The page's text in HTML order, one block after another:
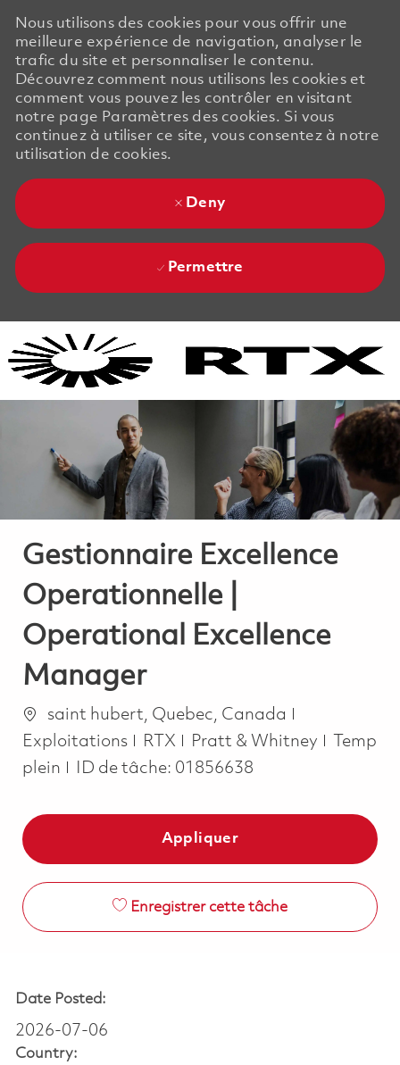
Nous utilisons des cookies pour vous offrir une
meilleure expérience de navigation, analyser le
trafic du site et personnaliser le contenu.
Découvrez comment nous utilisons les cookies et
comment vous pouvez les contrôler en visitant
notre page Paramètres des cookies. Si vous
continuez à utiliser ce site, vous consentez à notre
utilisation de cookies.
Deny
Permettre
Gestionnaire Excellence
Operationnelle |
Operational Excellence
Manager
Emplacement
saint hubert, Quebec, Canada
Exploitations
RTX Pratt & Whitney Job
Temp
plein
ID de tâche: 01856638
Appliquer
Enregistrer cette tâche
Date Posted:
2026-07-06
Country: